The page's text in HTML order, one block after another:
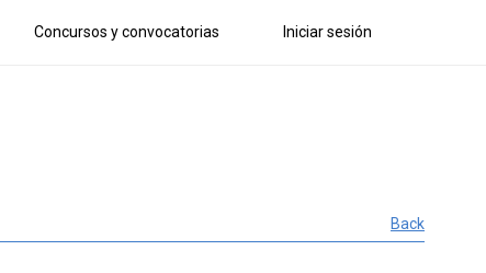
Concursos y convocatorias Iniciar sesión
Back